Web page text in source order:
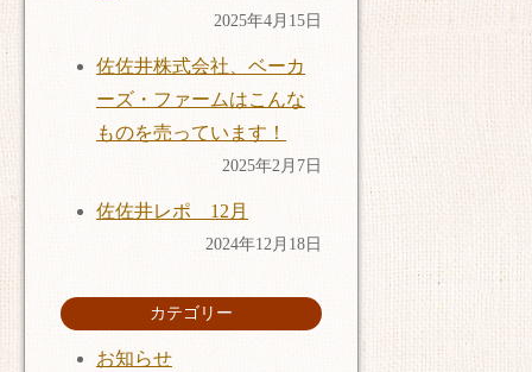
2025年4月15日
佐佐井株式会社、ベーカ
ーズ・ファームはこんな
ものを売っています！
2025年2月7日
佐佐井レポ 12月
2024年12月18日
カテゴリー
お知らせ